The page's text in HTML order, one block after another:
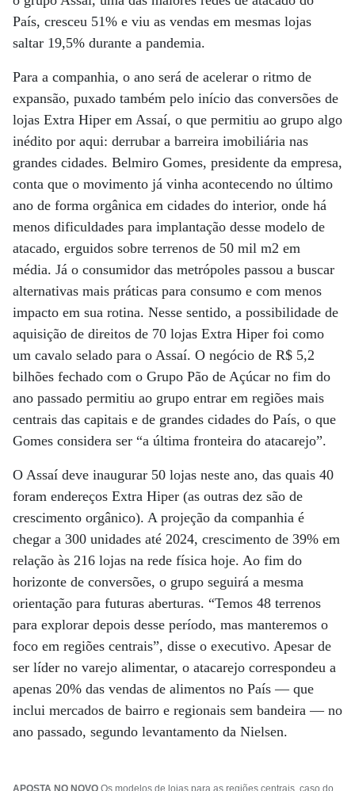
País, cresceu 51% e viu as vendas em mesmas lojas
saltar 19,5% durante a pandemia.
Para a companhia, o ano será de acelerar o ritmo de
expansão, puxado também pelo início das conversões de
lojas Extra Hiper em Assaí, o que permitiu ao grupo algo
inédito por aqui: derrubar a barreira imobiliária nas
grandes cidades. Belmiro Gomes, presidente da empresa,
conta que o movimento já vinha acontecendo no último
ano de forma orgânica em cidades do interior, onde há
menos dificuldades para implantação desse modelo de
atacado, erguidos sobre terrenos de 50 mil m2 em
média. Já o consumidor das metrópoles passou a buscar
alternativas mais práticas para consumo e com menos
impacto em sua rotina. Nesse sentido, a possibilidade de
aquisição de direitos de 70 lojas Extra Hiper foi como
um cavalo selado para o Assaí. O negócio de R$ 5,2
bilhões fechado com o Grupo Pão de Açúcar no fim do
ano passado permitiu ao grupo entrar em regiões mais
centrais das capitais e de grandes cidades do País, o que
Gomes considera ser “a última fronteira do atacarejo”.
O Assaí deve inaugurar 50 lojas neste ano, das quais 40
foram endereços Extra Hiper (as outras dez são de
crescimento orgânico). A projeção da companhia é
chegar a 300 unidades até 2024, crescimento de 39% em
relação às 216 lojas na rede física hoje. Ao fim do
horizonte de conversões, o grupo seguirá a mesma
orientação para futuras aberturas. “Temos 48 terrenos
para explorar depois desse período, mas manteremos o
foco em regiões centrais”, disse o executivo. Apesar de
ser líder no varejo alimentar, o atacarejo correspondeu a
apenas 20% das vendas de alimentos no País — que
inclui mercados de bairro e regionais sem bandeira ­­— no
ano passado, segundo levantamento da Nielsen.
APOSTA NO NOVO Os modelos de lojas para as regiões centrais, caso do